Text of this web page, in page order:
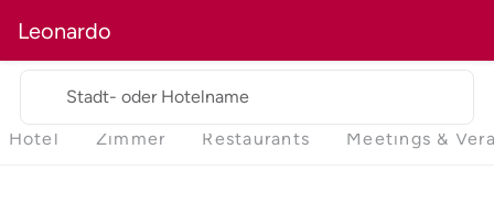
Leonardo
Stadt- oder Hotelname
Hotel Zimmer Restaurants Meetings &